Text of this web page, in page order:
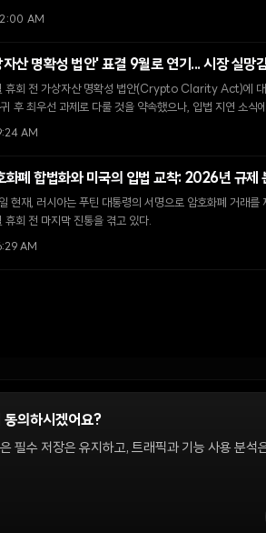
형성이 주목받고 있다.
AM
자산 명확성 법안' 표결 9월로 연기... 시장 실망
휴회 전 가상자산 명확성 법안(Crypto Clarity Act)에 대
후 최우선 과제로 다룰 것을 약속했으나, 입법 지연 소
AM
화폐 합법화와 미국의 입법 교착: 2026년 규제
재, 러시아는 푸틴 대통령의 서명으로 암호화폐 거래를
휴회 전 마지막 진통을 겪고 있다.
AM
니다. 편집팀은 독립적으로 운영되며, 필진은 이 사
공 및 논평을 위한 것이며 투자 자문이 아닙니다.
동의하시겠어요?
수 저장은 유지하고, 트래픽과 기능 사용 분석